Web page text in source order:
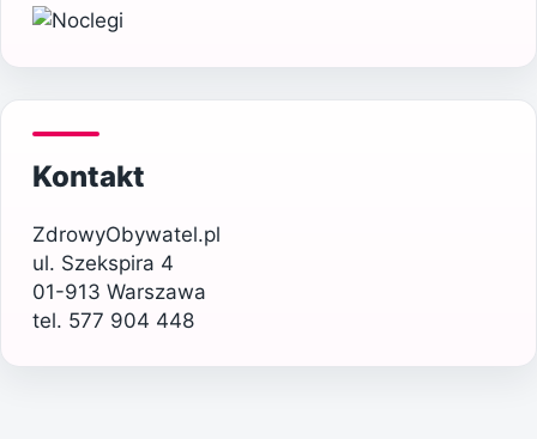
Kontakt
ZdrowyObywatel.pl
ul. Szekspira 4
01-913 Warszawa
tel. 577 904 448